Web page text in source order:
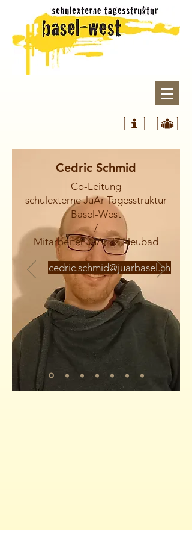
Cedric Schmid
Co-Leitung
schulexterne JuAr Tagesstruktur
Basel-West
/
Mitarbeiter JuAr JZ Neubad
cedric.schmid@juarbasel.ch